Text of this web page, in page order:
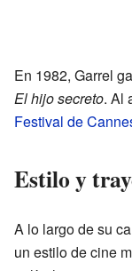
En 1982, Garrel
El hijo secreto. Al
Festival de
Estilo y
A lo largo de su
un estilo de cine